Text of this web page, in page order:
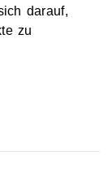
darauf,
zu